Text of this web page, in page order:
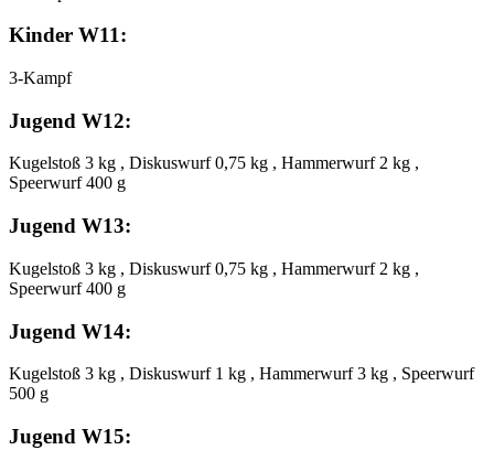
Kinder W11:
3-Kampf
Jugend W12:
Kugelstoß 3 kg , Diskuswurf 0,75 kg , Hammerwurf 2 kg ,
Speerwurf 400 g
Jugend W13:
Kugelstoß 3 kg , Diskuswurf 0,75 kg , Hammerwurf 2 kg ,
Speerwurf 400 g
Jugend W14:
Kugelstoß 3 kg , Diskuswurf 1 kg , Hammerwurf 3 kg , Speerwurf
500 g
Jugend W15: